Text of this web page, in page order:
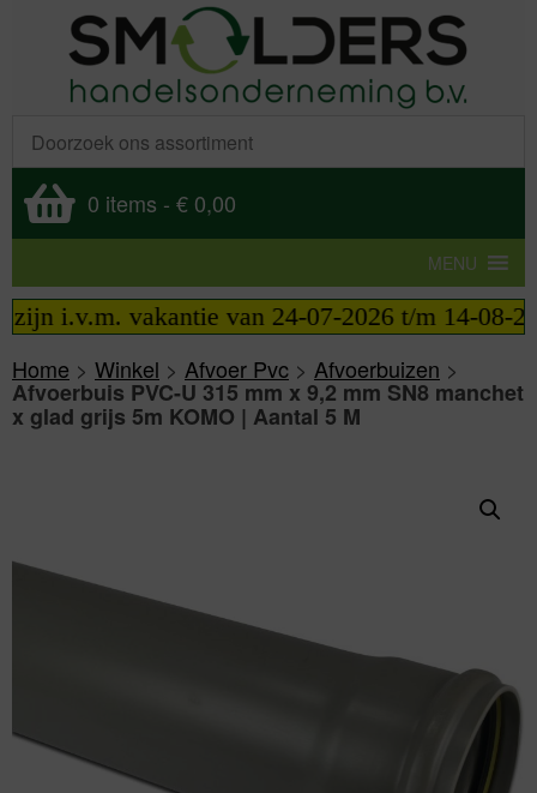
0 items - € 0,00
MENU
vakantie van 24-07-2026 t/m 14-08-
Home > Winkel > Afvoer Pvc > Afvoerbuizen >
Afvoerbuis PVC-U 315 mm x 9,2 mm SN8 manchet
x glad grijs 5m KOMO | Aantal 5 M